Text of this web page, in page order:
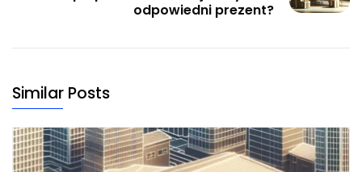
odpowiedni prezent?
Similar Posts